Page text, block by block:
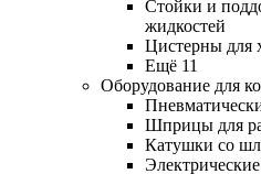
Стойки и
жидкостей
Цистерны для
Ещё 11
Оборудование для
Шприцы для
Катушки со